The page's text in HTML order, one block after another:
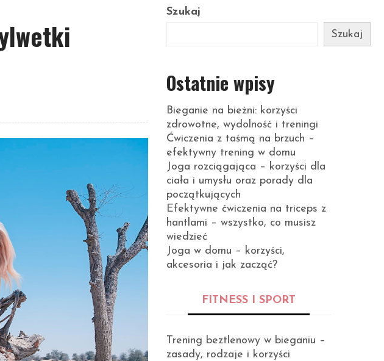
Szukaj
Szukaj
Ostatnie wpisy
Bieganie na bieżni: korzyści
zdrowotne, wydolność i treningi
Ćwiczenia z taśmą na brzuch –
efektywny trening w domu
Joga rozciągająca – korzyści dla
ciała i umysłu oraz porady dla
początkujących
Efektywne ćwiczenia na triceps z
hantlami – wszystko, co musisz
wiedzieć
Joga w domu – korzyści,
akcesoria i jak zacząć?
FITNESS I SPORT
Trening beztlenowy w bieganiu –
zasady, rodzaje i korzyści